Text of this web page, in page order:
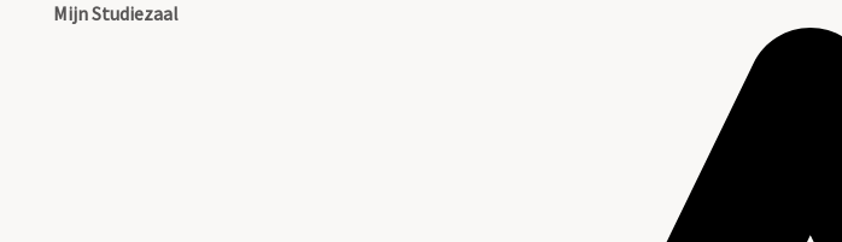
Mijn Studiezaal